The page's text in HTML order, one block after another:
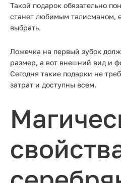
Такой подарок обязательно
станет любимым талисманом,
выбрать.
Ложечка на первый зубок
размер, а вот внешний вид и
Сегодня такие подарки не
затрат и доступны всем.